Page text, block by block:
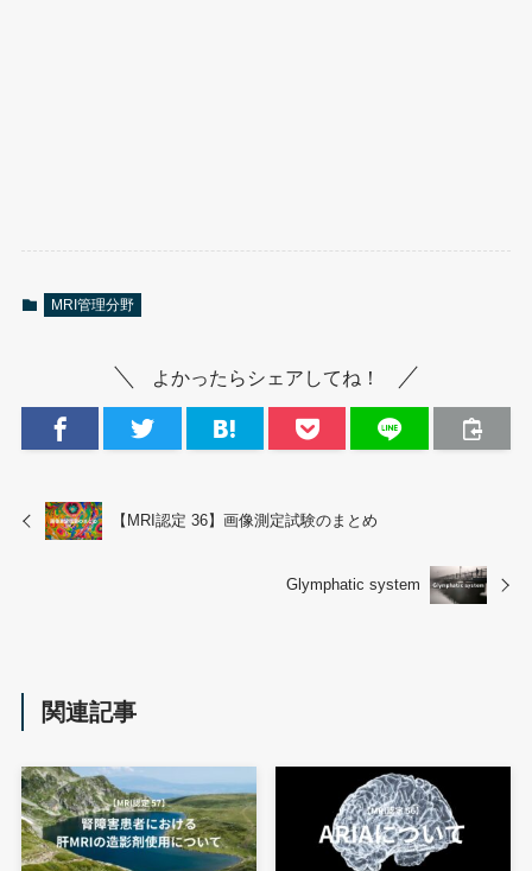
MRI管理分野
よかったらシェアしてね！
【MRI認定 36】画像測定試験のまとめ
Glymphatic system
関連記事